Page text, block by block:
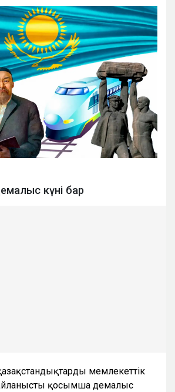
күні бар
мемлекеттік
қосымша демалыс